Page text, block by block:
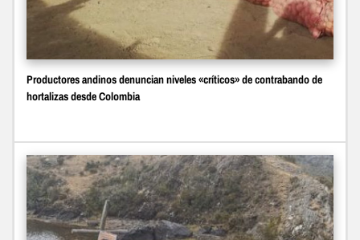
Productores andinos denuncian niveles «críticos» de contrabando de
hortalizas desde Colombia